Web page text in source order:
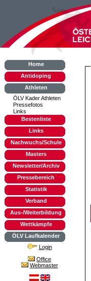
Home
Antidoping
Athleten
ÖLV Kader Athleten
Pressefotos
Links
Bestenliste
Links
Nachwuchs/Schule
Masters
Newsletter/Archiv
Pressebereich
Statistik
Verband
Aus-/Weiterbildung
Wettkämpfe
ÖLV Laufkalender
Login
Office
Webmaster